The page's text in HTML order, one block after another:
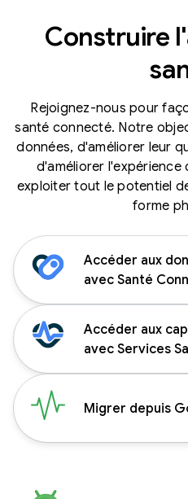
Construire
Rejoignez-nous pour
santé connecté. Notre
données, d'améliorer leur
d'améliorer
exploiter tout le potentiel
forme
Accéder aux
avec Santé
Accéder aux
avec Services
Migrer depuis